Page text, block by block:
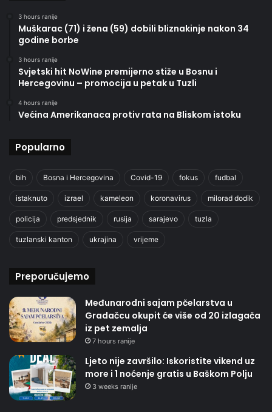
3 hours ranije
Muškarac (71) i žena (59) dobili bliznakinje nakon 34
godine borbe
3 hours ranije
Svjetski hit NoWine premijerno stiže u Bosnu i
Hercegovinu – promocija u petak u Tuzli
4 hours ranije
Većina Amerikanaca protiv rata na Bliskom istoku
Popularno
bih Bosna i Hercegovina Covid-19 fokus fudbal
istaknuto izrael kameleon koronavirus milorad dodik
policija predsjednik rusija sarajevo tuzla
tuzlanski kanton ukrajina vrijeme
Preporučujemo
Međunarodni sajam pčelarstva u
Gradačcu okupit će više od 20 izlagača
iz pet zemalja
7 hours ranije
Ljeto nije završilo: Iskoristite vikend uz
more i 1 noćenje gratis u Baškom Polju
3 weeks ranije